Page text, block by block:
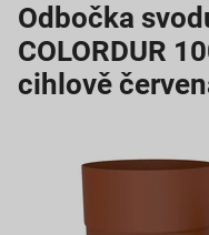
Odbočka
COLORDUR
cihlově